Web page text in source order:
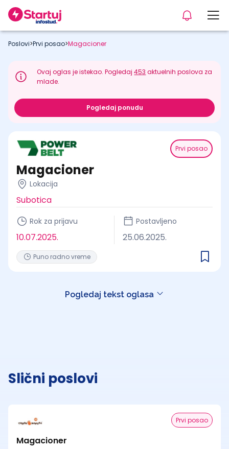
Poslovi>Prvi posao>Magacioner
Ovaj oglas je istekao. Pogledaj453 aktuelnih poslova za
mlade.
Pogledaj ponudu
Prvi posao
Magacioner
Lokacija
Subotica
Rok za prijavu
10.07.2025.
Postavljeno
25.06.2025.
Puno radno vreme
Pogledaj tekst oglasa
Slični poslovi
Prvi posao
Magacioner